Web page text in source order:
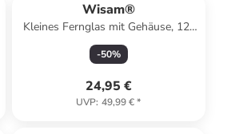
Wisam®
Kleines Fernglas mit Gehäuse, 12-
fache Vergrößerung
-50%
24,95 €
UVP: 49,99 €*